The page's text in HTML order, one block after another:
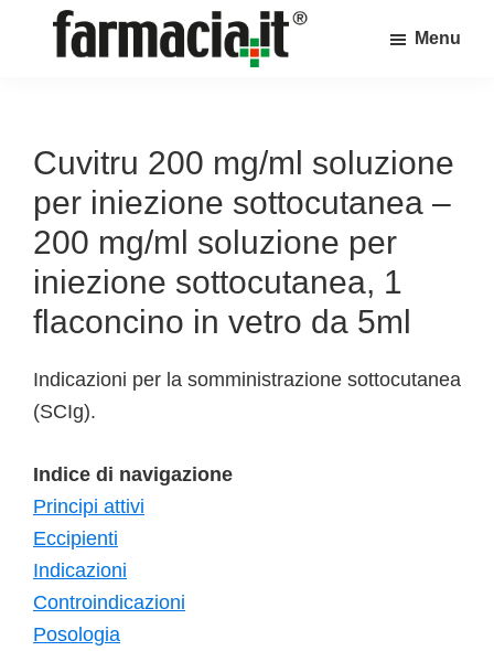
sul
mondo
della
farmacia
online
Menu
Cuvitru 200 mg/ml soluzione
per iniezione sottocutanea –
200 mg/ml soluzione per
iniezione sottocutanea, 1
flaconcino in vetro da 5ml
Indicazioni per la somministrazione sottocutanea
(SCIg).
Indice di navigazione
Principi attivi
Eccipienti
Indicazioni
Controindicazioni
Posologia